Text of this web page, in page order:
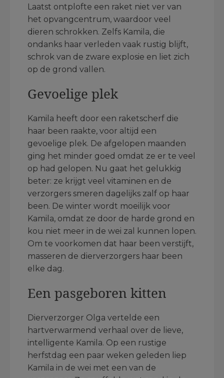
Laatst ontplofte een raket niet ver van
het opvangcentrum, waardoor veel
dieren schrokken. Zelfs Kamila, die
ondanks haar verleden vaak rustig blijft,
schrok van de zware explosie en liet zich
op de grond vallen.
Gevoelige plek
Kamila heeft door een raketscherf die
haar been raakte, voor altijd een
gevoelige plek. De afgelopen maanden
ging het minder goed omdat ze er te veel
op had gelopen. Nu gaat het gelukkig
beter: ze krijgt veel vitaminen en de
verzorgers smeren dagelijks zalf op haar
been. De winter wordt moeilijk voor
Kamila, omdat ze door de harde grond en
kou niet meer in de wei zal kunnen lopen.
Om te voorkomen dat haar been verstijft,
masseren de dierverzorgers haar been
elke dag.
Een pasgeboren kitten
Dierverzorger Olga vertelde een
hartverwarmend verhaal over de lieve,
intelligente Kamila. Op een rustige
herfstdag een paar weken geleden liep
Kamila in de wei met een van de